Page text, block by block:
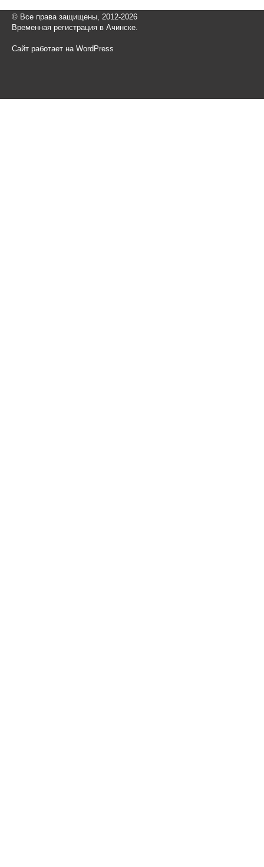
© Все права защищены, 2012-2026
Временная регистрация в Ачинске.
Сайт работает на WordPress